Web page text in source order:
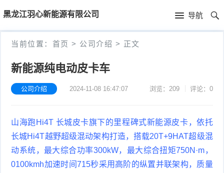
黑龙江羽心新能源有限公司 导航
首
页
首
当前位置： 首页 > 公司介绍 > 正文
新能源纯电动皮卡车
公司介绍 2024-11-08 16:47:07 浏览：209 评论：0
山海跑Hi4T 长城皮卡旗下的里程碑式新能源皮卡，依托
长城Hi4T越野超级混动架构打造，搭载20T+9HAT超级混
动系统，最大综合功率300kW，最大综合扭矩750N·m，
0100kmh加速时间715秒采用高阶的纵置并联架构，质量